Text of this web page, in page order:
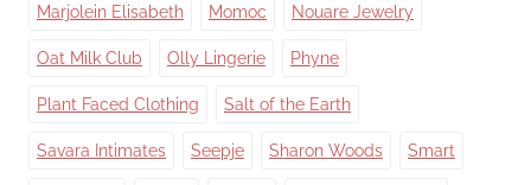
Marjolein Elisabeth Momoc Nouare Jewelry
Oat Milk Club Olly Lingerie Phyne
Plant Faced Clothing Salt of the Earth
Savara Intimates Seepje Sharon Woods Smart